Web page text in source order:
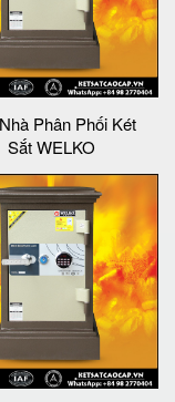
Phân Phối Két
Sắt WELKO